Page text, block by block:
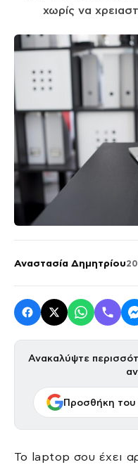
χωρίς να
Αναστασία Δημητρίου
Ανακαλύψτε
Προσθήκη του
Το laptop σου έχει